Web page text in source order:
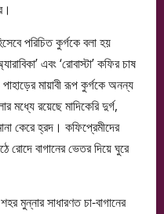
পরিচিত কুর্গকে বলা হয়
এবং ‘রোবাস্টা’ কফির চাষ
মায়াবী রূপ কুর্গকে অনন্য
রয়েছে মাদিকেরি দুর্গ,
কেরে হ্রদ। কফিপ্রেমীদের
রোদে বাগানের ভেতর দিয়ে ঘুরে
মুন্নার সাধারণত চা-বাগানের